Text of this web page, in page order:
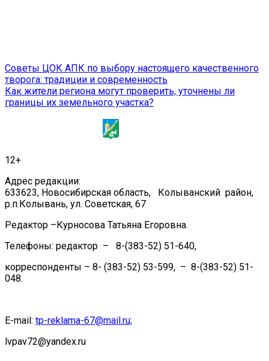
Навигация
по
записям
Советы ЦОК АПК по выбору настоящего качественного
творога: традиции и современность
Как жители региона могут проверить, уточнены ли
границы их земельного участка?
12+
Адрес редакции:
633623, Новосибирская область, Колыванский район,
р.п.Колывань, ул. Советская, 67
Редактор –Курносова Татьяна Егоровна.
Телефоны: редактор – 8-(383-52) 51-640,
корреспонденты – 8- (383-52) 53-599, – 8-(383-52) 51-
048.
E-mail: tp-reklama-67@mail.ru;
lvpav72@yandex.ru